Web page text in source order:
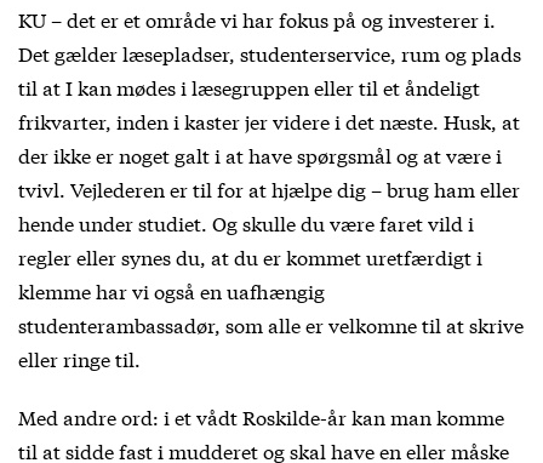
KU – det er et område vi har fokus på og investerer i.
Det gælder læsepladser, studenterservice, rum og plads
til at I kan mødes i læsegruppen eller til et åndeligt
frikvarter, inden i kaster jer videre i det næste. Husk, at
der ikke er noget galt i at have spørgsmål og at være i
tvivl. Vejlederen er til for at hjælpe dig – brug ham eller
hende under studiet. Og skulle du være faret vild i
regler eller synes du, at du er kommet uretfærdigt i
klemme har vi også en uafhængig
studenterambassadør, som alle er velkomne til at skrive
eller ringe til.
Med andre ord: i et vådt Roskilde-år kan man komme
til at sidde fast i mudderet og skal have en eller måske